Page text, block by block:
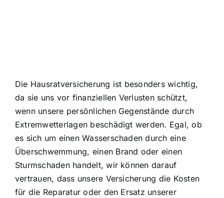
Die Hausratversicherung ist besonders wichtig,
da sie uns vor finanziellen Verlusten schützt,
wenn unsere persönlichen Gegenstände durch
Extremwetterlagen beschädigt werden. Egal, ob
es sich um einen Wasserschaden durch eine
Überschwemmung, einen Brand oder einen
Sturmschaden handelt, wir können darauf
vertrauen, dass unsere Versicherung die Kosten
für die Reparatur oder den Ersatz unserer